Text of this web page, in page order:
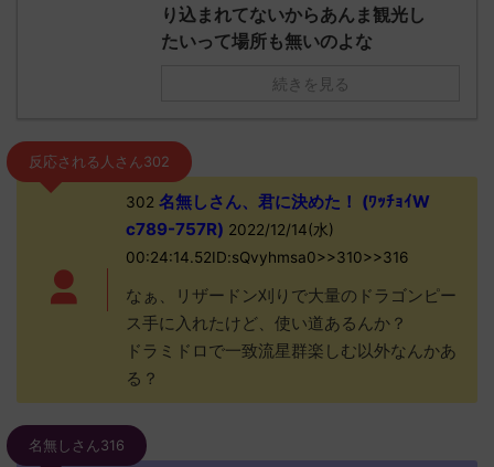
り込まれてないからあんま観光し
たいって場所も無いのよな
続きを見る
反応される人さん302
302 名無しさん、君に決めた！ (ﾜｯﾁｮｲW
c789-757R) 2022/12/14(水)
00:24:14.52ID:sQvyhmsa0>>310>>316
なぁ、リザードン刈りで大量のドラゴンピー
ス手に入れたけど、使い道あるんか？
ドラミドロで一致流星群楽しむ以外なんかあ
る？
名無しさん316